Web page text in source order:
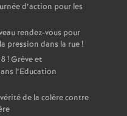
d’action pour les
rendez-vous pour
pression dans la rue!
! Grève et
l’Education
de la colère contre